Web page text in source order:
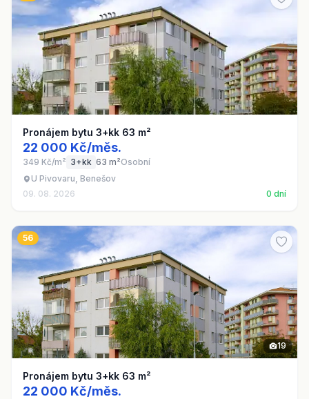
Pronájem bytu 3+kk 63 m²
22 000 Kč/měs.
349 Kč/m² 3+kk 63 m²Osobní
U Pivovaru, Benešov
09. 08. 2026
0 dní
56
19
Pronájem bytu 3+kk 63 m²
22 000 Kč/měs.